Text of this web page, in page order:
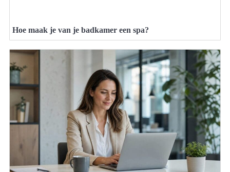
Hoe maak je van je badkamer een spa?